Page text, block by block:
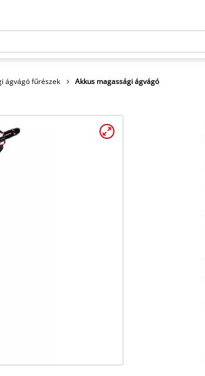
ágvágó fűrészek Akkus magassági ágvágó